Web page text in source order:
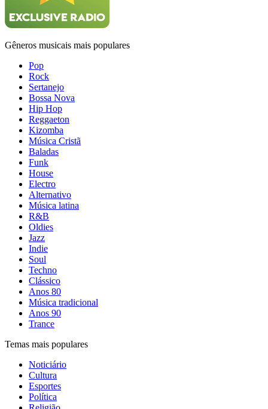
Gêneros musicais mais populares
Pop
Rock
Sertanejo
Bossa Nova
Hip Hop
Reggaeton
Kizomba
Música Cristã
Baladas
Funk
House
Electro
Alternativo
Música latina
R&B
Oldies
Jazz
Indie
Soul
Techno
Clássico
Anos 80
Música tradicional
Anos 90
Trance
Temas mais populares
Noticiário
Cultura
Esportes
Política